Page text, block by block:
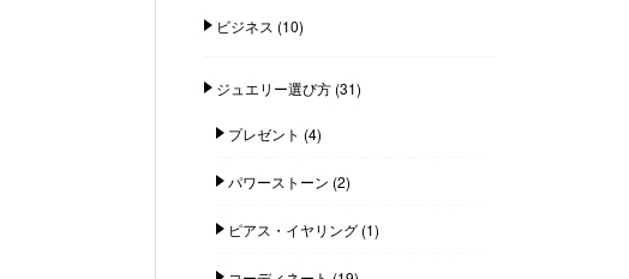
ビジネス (10)
ジュエリー選び方(31)
プレゼント (4)
パワーストーン (2)
ピアス・イヤリング(1)